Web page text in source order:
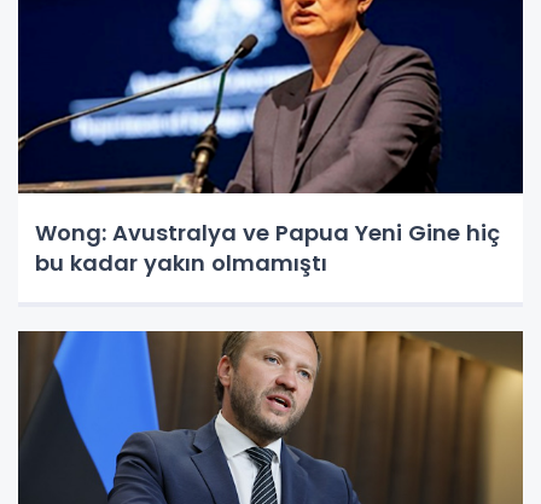
Wong: Avustralya ve Papua Yeni Gine hiç
bu kadar yakın olmamıştı